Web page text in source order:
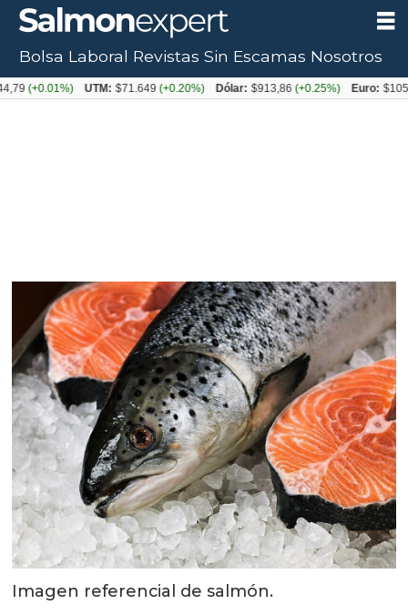
Imagen referencial de salmón.
Bolsa Laboral Revistas Sin Escamas Nosotros
UTM: $71.649(+0.20%) Dólar: $913,86(+0.25%) Euro: $1053,08(-